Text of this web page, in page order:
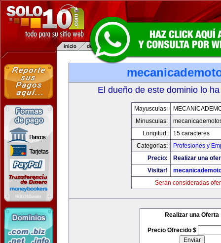
El dueño de este dominio lo
Mayusculas:
Minusculas:
Longitud:
15 caracteres
Categorias:
Profesiones y
Precio:
Realizar una
Visitar!
Serán consideradas
Realizar una Oferta
Precio Ofrecido $